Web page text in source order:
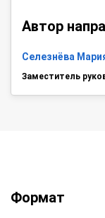
Автор
Селезнёва
Заместитель
Формат